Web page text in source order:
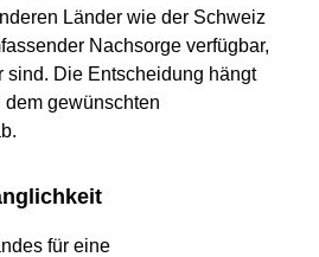
Länder wie der Schweiz
Nachsorge verfügbar,
sind. Die Entscheidung hängt
gewünschten
für eine